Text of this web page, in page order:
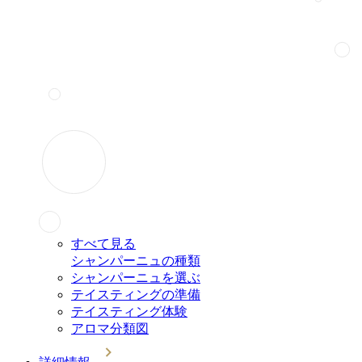
すべて見る
シャンパーニュの種類
シャンパーニュを選ぶ
テイスティングの準備
テイスティング体験
アロマ分類図